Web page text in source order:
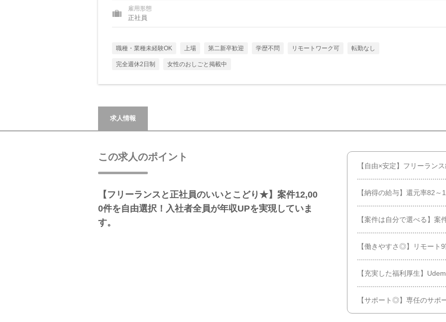
雇用形態
正社員
職種・業種未経験OK 上場 第二新卒歓迎 学歴不問 リモートワーク可 転勤なし
完全週休2日制 女性のおしごと掲載中
求人情報
この求人のポイント
【フリーランスと正社員のいいとこどり★】案件12,00
0件を自由選択！入社者全員が年収UPを実現していま
す。
【自由×安定】フリーラン
【納得の給与】還元率82
【案件は自分で選べる】
【働きやすさ◎】リモート
【充実した福利厚生】
【サポート◎】専任のサポ